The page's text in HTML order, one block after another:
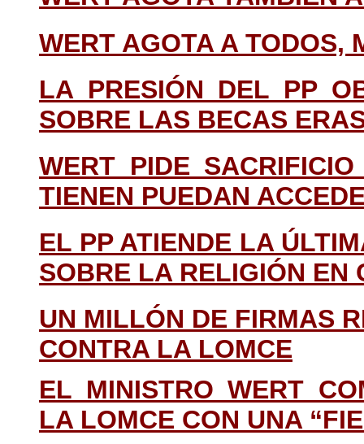
WERT AGOTA A TODOS,
LA PRESIÓN DEL PP
SOBRE LAS BECAS
WERT PIDE
TIENEN PUEDAN
EL PP ATIENDE LA
SOBRE LA RELIGIÓN EN
UN MILLÓN DE FIRMAS
CONTRA LA LOMCE
EL MINISTRO WERT
LA LOMCE CON UNA